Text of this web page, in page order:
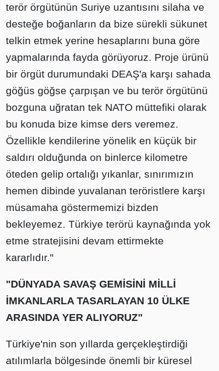
terör örgütünün Suriye uzantısını silaha ve
desteğe boğanların da bize sürekli sükunet
telkin etmek yerine hesaplarını buna göre
yapmalarında fayda görüyoruz. Proje ürünü
bir örgüt durumundaki DEAŞ'a karşı sahada
göğüs göğse çarpışan ve bu terör örgütünü
bozguna uğratan tek NATO müttefiki olarak
bu konuda bize kimse ders veremez.
Özellikle kendilerine yönelik en küçük bir
saldırı olduğunda on binlerce kilometre
öteden gelip ortalığı yıkanlar, sınırımızın
hemen dibinde yuvalanan teröristlere karşı
müsamaha göstermemizi bizden
bekleyemez. Türkiye terörü kaynağında yok
etme stratejisini devam ettirmekte
kararlıdır."
"DÜNYADA SAVAŞ GEMİSİNİ MİLLİ
İMKANLARLA TASARLAYAN 10 ÜLKE
ARASINDA YER ALIYORUZ"
Türkiye'nin son yıllarda gerçekleştirdiği
atılımlarla bölgesinde önemli bir küresel